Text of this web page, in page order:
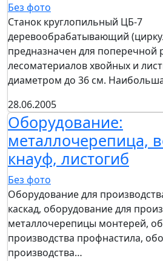
Без фото
Станок круглопильный ЦБ-7
деревообрабатывающий
предназначен для поперечной
лесоматериалов хвойных и
диаметром до 36 см.
28.06.2005
Оборудование:
металлочерепица,
кнауф, листогиб
Без фото
Оборудование для
каскад, оборудование для
металлочерепицы монтерей,
производства профнастила,
производства…